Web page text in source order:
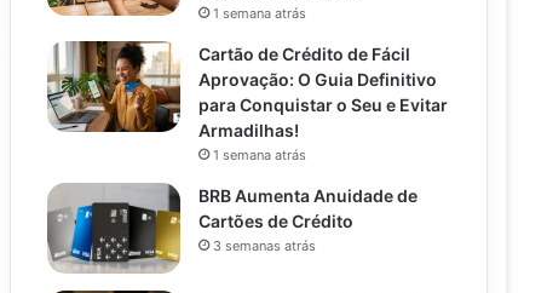
1 semana atrás
Cartão de Crédito de Fácil
Aprovação: O Guia Definitivo
para Conquistar o Seu e Evitar
Armadilhas!
1 semana atrás
BRB Aumenta Anuidade de
Cartões de Crédito
3 semanas atrás